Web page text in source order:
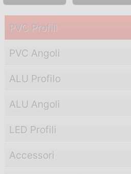
PVC Profili
PVC Angoli
ALU Profilo
ALU Angoli
LED Profili
Accessori